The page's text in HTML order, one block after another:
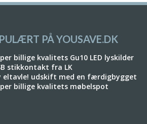
PÅ YOUSAVE.DK
billige kvalitets Gu10 LED lyskilder
stikkontakt fra LK
eltavle! udskift med en færdigbygget
billige kvalitets møbelspot